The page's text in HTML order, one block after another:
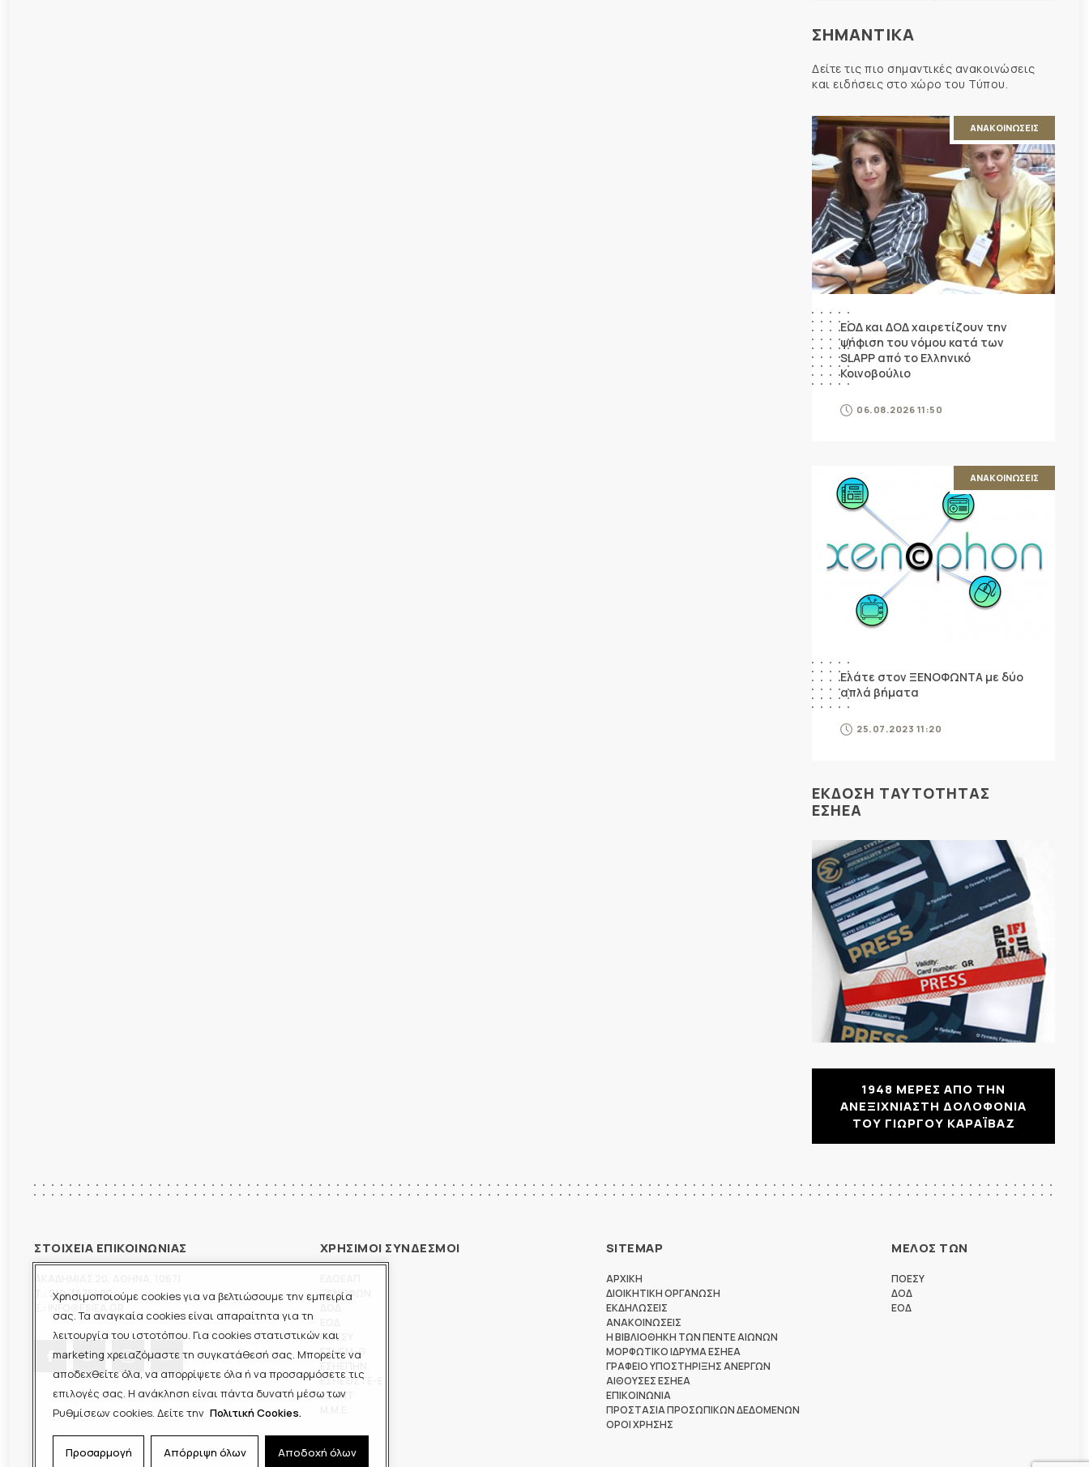
Χρησιμοποιούμε cookies για να βελτιώσουμε την εμπειρία
σας. Τα αναγκαία cookies είναι απαραίτητα για τη
λειτουργία του ιστοτόπου. Για cookies στατιστικών και
marketing χρειαζόμαστε τη συγκατάθεσή σας. Μπορείτε να
αποδεχθείτε όλα, να απορρίψετε όλα ή να προσαρμόσετε τις
επιλογές σας. Η ανάκληση είναι πάντα δυνατή μέσω των
Ρυθμίσεων cookies. Δείτε την Πολιτική Cookies.
Προσαρμογή Απόρριψη όλων Αποδοχή όλων
ΣΗΜΑΝΤΙΚΑ
Δείτε τις πιο σημαντικές ανακοινώσεις
και ειδήσεις στο χώρο του Τύπου.
ΑΝΑΚΟΙΝΩΣΕΙΣ
ΕΟΔ και ΔΟΔ χαιρετίζουν την
ψήφιση του νόμου κατά των
SLAPP από το Ελληνικό
Κοινοβούλιο
06.08.2026 11:50
ΑΝΑΚΟΙΝΩΣΕΙΣ
Ελάτε στον ΞΕΝΟΦΩΝΤΑ με δύο
απλά βήματα
25.07.2023 11:20
ΕΚΔΟΣΗ ΤΑΥΤΟΤΗΤΑΣ
ΕΣΗΕΑ
1948 ΜΕΡΕΣ ΑΠΟ ΤΗΝ
ΑΝΕΞΙΧΝΙΑΣΤΗ ΔΟΛΟΦΟΝΙΑ
ΤΟΥ ΓΙΩΡΓΟΥ ΚΑΡΑΪΒΑΖ
ΣΤΟΙΧΕΙΑ ΕΠΙΚΟΙΝΩΝΙΑΣ
210-3675400
ΧΡΗΣΙΜΟΙ ΣΥΝΔΕΣΜΟΙ
ΞΕΝΟΦΩΝ
ΠΟΕΣΥ
ΕΣΗΕΜ-Θ
ΕΣΗΕΘΣΤΕ-Ε
ΕΣΠΗΤ
SITEMAP
ΑΡΧΙΚΗ
ΔΙΟΙΚΗΤΙΚΗ ΟΡΓΑΝΩΣΗ
ΕΚΔΗΛΩΣΕΙΣ
ΑΝΑΚΟΙΝΩΣΕΙΣ
Η ΒΙΒΛΙΟΘΗΚΗ ΤΩΝ ΠΕΝΤΕ ΑΙΩΝΩΝ
ΜΟΡΦΩΤΙΚΟ ΙΔΡΥΜΑ ΕΣΗΕΑ
ΓΡΑΦΕΙΟ ΥΠΟΣΤΗΡΙΞΗΣ ΑΝΕΡΓΩΝ
ΑΙΘΟΥΣΕΣ ΕΣΗΕΑ
ΕΠΙΚΟΙΝΩΝΙΑ
ΠΡΟΣΤΑΣΙΑ ΠΡΟΣΩΠΙΚΩΝ ΔΕΔΟΜΕΝΩΝ
ΟΡΟΙ ΧΡΗΣΗΣ
ΜΕΛΟΣ ΤΩΝ
ΠΟΕΣΥ
ΔΟΔ
ΕΟΔ